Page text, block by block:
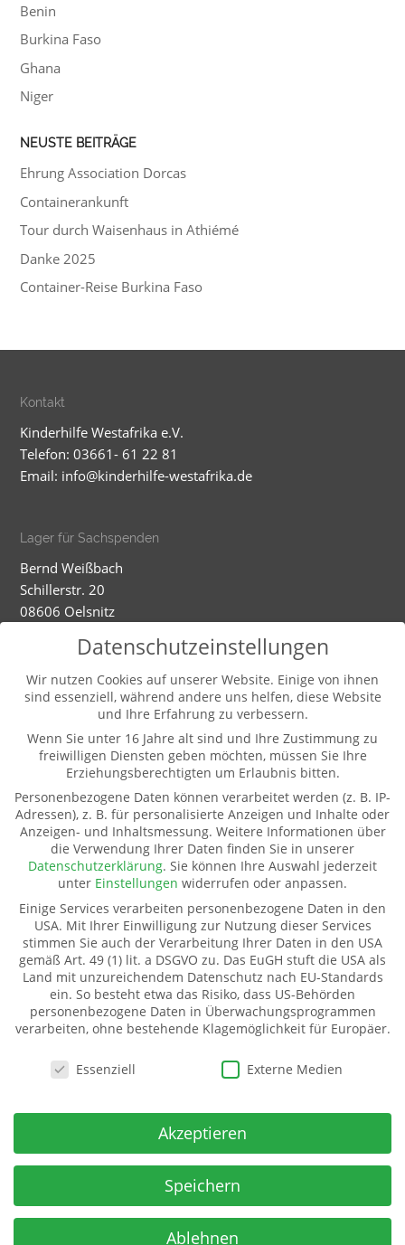
Benin
Burkina Faso
Ghana
Niger
NEUSTE BEITRÄGE
Ehrung Association Dorcas
Containerankunft
Tour durch Waisenhaus in Athiémé
Danke 2025
Container-Reise Burkina Faso
Kontakt
Kinderhilfe Westafrika e.V.
Telefon: 03661- 61 22 81
Email: info@kinderhilfe-westafrika.de
Lager für Sachspenden
Bernd Weißbach
Schillerstr. 20
08606 Oelsnitz
Dienstag - Mittwoch
9-12.00 und 13-16.00 Uhr (und nach Vereinbarung)
Weitere Informationen
Kontakt
Impressum
Datenschutz
Pate werden
Spenden
Mitglied werden
Kinderhilfe Westafrika e.V.
Kinderhilfe Westafrika e.V.
Dorfstraße 18 (Kahmer)
IBAN:
DE06 5009 2100 0001 7141 71
BIC: GENODE51BH2
Spar- u Kreditbank ev-freikirchl. Gemeinden
Datenschutzeinstellungen
Wir nutzen Cookies auf unserer Website. Einige von ihnen
sind essenziell, während andere uns helfen, diese Website
und Ihre Erfahrung zu verbessern.
Wenn Sie unter 16 Jahre alt sind und Ihre Zustimmung zu
freiwilligen Diensten geben möchten, müssen Sie Ihre
Erziehungsberechtigten um Erlaubnis bitten.
Personenbezogene Daten können verarbeitet werden (z. B. IP-
Adressen), z. B. für personalisierte Anzeigen und Inhalte oder
Anzeigen- und Inhaltsmessung. Weitere Informationen über
die Verwendung Ihrer Daten finden Sie in unserer
Datenschutzerklärung. Sie können Ihre Auswahl jederzeit
unter Einstellungen widerrufen oder anpassen.
Einige Services verarbeiten personenbezogene Daten in den
USA. Mit Ihrer Einwilligung zur Nutzung dieser Services
stimmen Sie auch der Verarbeitung Ihrer Daten in den USA
gemäß Art. 49 (1) lit. a DSGVO zu. Das EuGH stuft die USA als
Land mit unzureichendem Datenschutz nach EU-Standards
ein. So besteht etwa das Risiko, dass US-Behörden
personenbezogene Daten in Überwachungsprogrammen
verarbeiten, ohne bestehende Klagemöglichkeit für Europäer.
Datenschutzeinstellungen
Essenziell Externe Medien
Akzeptieren
Speichern
Ablehnen